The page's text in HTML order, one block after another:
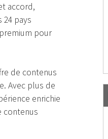
accord,
pays
pour
de contenus
Avec plus de
enrichie
contenus